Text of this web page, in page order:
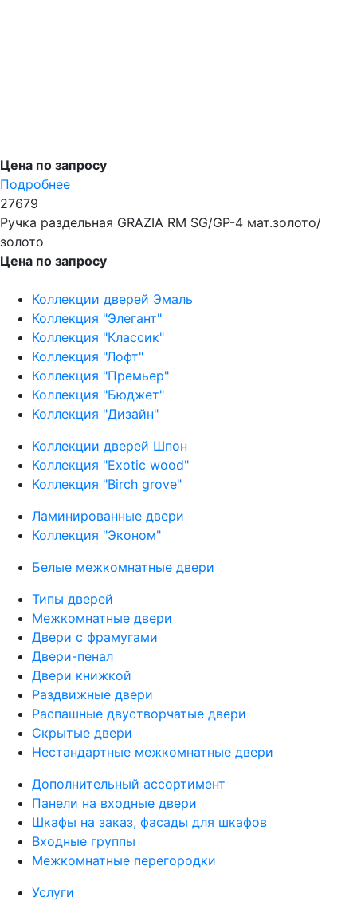
Цена по запросу
Подробнее
27679
Ручка раздельная GRAZIA RM SG/GP-4 мат.золото/
золото
Цена по запросу
Коллекции дверей Эмаль
Коллекция "Элегант"
Коллекция "Классик"
Коллекция "Лофт"
Коллекция "Премьер"
Коллекция "Бюджет"
Коллекция "Дизайн"
Коллекции дверей Шпон
Коллекция "Exotic wood"
Коллекция "Birch grove"
Ламинированные двери
Коллекция "Эконом"
Белые межкомнатные двери
Типы дверей
Межкомнатные двери
Двери с фрамугами
Двери-пенал
Двери книжкой
Раздвижные двери
Распашные двустворчатые двери
Скрытые двери
Нестандартные межкомнатные двери
Дополнительный ассортимент
Панели на входные двери
Шкафы на заказ, фасады для шкафов
Входные группы
Межкомнатные перегородки
Услуги